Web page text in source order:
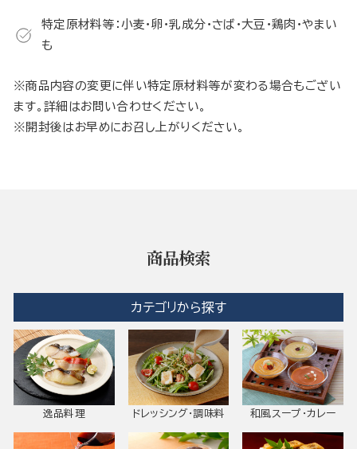
特定原材料等：小麦・卵・乳成分・さば・大豆・鶏肉・やまい
も
※商品内容の変更に伴い特定原材料等が変わる場合もござい
ます。詳細はお問い合わせください。
※開封後はお早めにお召し上がりください。
商品検索
カテゴリから探す
逸品料理 ドレッシング・調味料 和風スープ・カレー